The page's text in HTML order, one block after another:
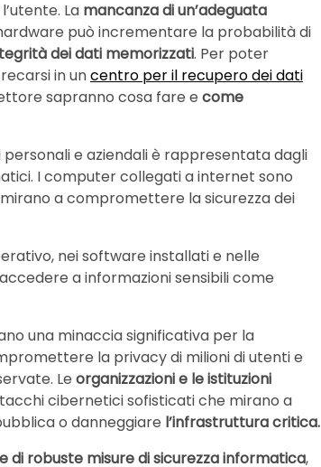
La mancanza di un’adeguata
può incrementare la probabilità di
dei dati memorizzati. Per poter
in uncentro per il recupero dei dati
sapranno cosa fare e come
personali e aziendali è rappresentata dagli
I computer collegati a internet sono
a compromettere la sicurezza dei
nei software installati e nelle
a informazioni sensibili come
una minaccia significativa per la
la privacy di milioni di utenti e
Le organizzazioni e le istituzioni
cibernetici sofisticati che mirano a
o danneggiare l’infrastruttura critica.
di robuste misure di sicurezza informatica,